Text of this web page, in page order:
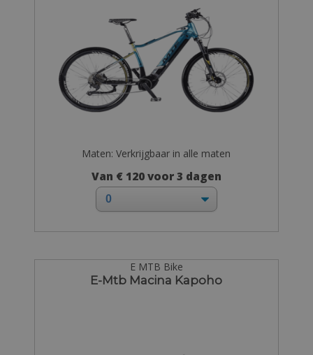
Maten: Verkrijgbaar in alle maten
Van € 120 voor 3 dagen
E MTB Bike
E-Mtb Macina Kapoho